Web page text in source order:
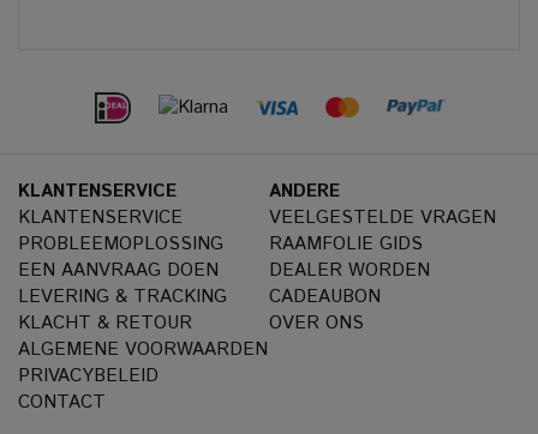
KLANTENSERVICE
KLANTENSERVICE
PROBLEEMOPLOSSING
EEN AANVRAAG DOEN
LEVERING & TRACKING
KLACHT & RETOUR
ALGEMENE VOORWAARDEN
PRIVACYBELEID
CONTACT
ANDERE
VEELGESTELDE VRAGEN
RAAMFOLIE GIDS
DEALER WORDEN
CADEAUBON
OVER ONS